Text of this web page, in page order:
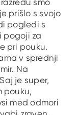
prišlo s svojo
pogledi s
pogoji za
pri pouku.
v sprednji
Na
je super,
pouku,
med odmori